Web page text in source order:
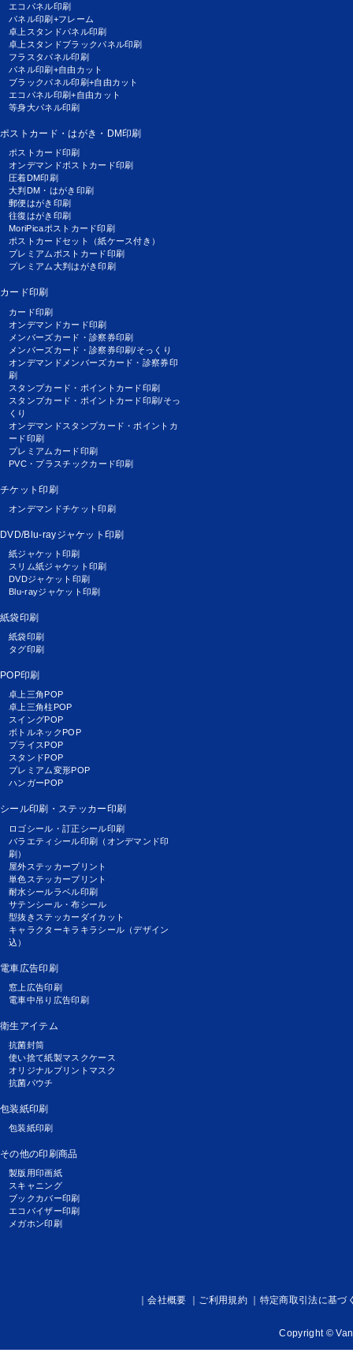
エコパネル印刷
パネル印刷+フレーム
卓上スタンドパネル印刷
卓上スタンドブラックパネル印刷
フラスタパネル印刷
パネル印刷+自由カット
ブラックパネル印刷+自由カット
エコパネル印刷+自由カット
等身大パネル印刷
ポストカード・はがき・DM印刷
ポストカード印刷
オンデマンドポストカード印刷
圧着DM印刷
大判DM・はがき印刷
郵便はがき印刷
往復はがき印刷
MoriPicaポストカード印刷
ポストカードセット（紙ケース付き）
プレミアムポストカード印刷
プレミアム大判はがき印刷
カード印刷
カード印刷
オンデマンドカード印刷
メンバーズカード・診察券印刷
メンバーズカード・診察券印刷/そっくり
オンデマンドメンバーズカード・診察券印
刷
スタンプカード・ポイントカード印刷
スタンプカード・ポイントカード印刷/そっ
くり
オンデマンドスタンプカード・ポイントカ
ード印刷
プレミアムカード印刷
PVC・プラスチックカード印刷
チケット印刷
オンデマンドチケット印刷
DVD/Blu-rayジャケット印刷
紙ジャケット印刷
スリム紙ジャケット印刷
DVDジャケット印刷
Blu-rayジャケット印刷
紙袋印刷
紙袋印刷
タグ印刷
POP印刷
卓上三角POP
卓上三角柱POP
スイングPOP
ボトルネックPOP
プライスPOP
スタンドPOP
プレミアム変形POP
ハンガーPOP
シール印刷・ステッカー印刷
ロゴシール・訂正シール印刷
バラエティシール印刷（オンデマンド印
刷）
屋外ステッカープリント
単色ステッカープリント
耐水シールラベル印刷
サテンシール・布シール
型抜きステッカーダイカット
キャラクターキラキラシール（デザイン
込）
電車広告印刷
窓上広告印刷
電車中吊り広告印刷
衛生アイテム
抗菌封筒
使い捨て紙製マスクケース
オリジナルプリントマスク
抗菌パウチ
包装紙印刷
包装紙印刷
その他の印刷商品
製版用印画紙
スキャニング
ブックカバー印刷
エコバイザー印刷
メガホン印刷
会社概要 ご利用規約 特定商取引法に基づ
Copyright ©